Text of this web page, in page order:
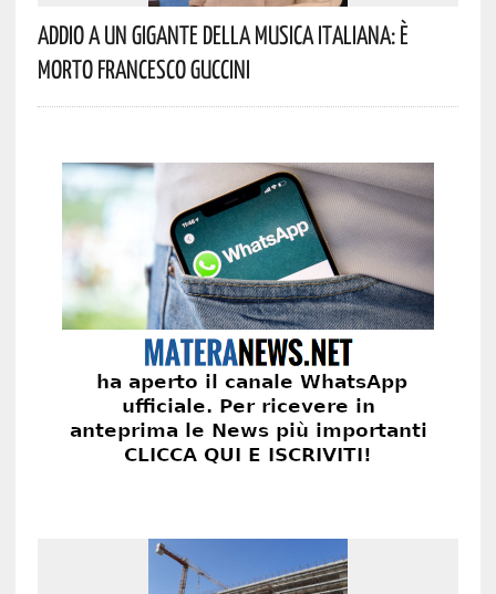
Addio A Un Gigante Della Musica Italiana: È
Morto Francesco Guccini